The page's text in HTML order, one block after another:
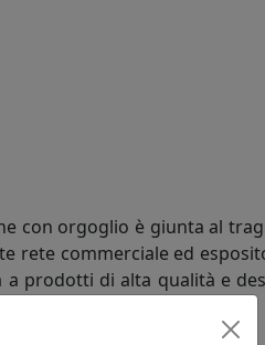
con orgoglio è giunta al
rete commerciale ed
prodotti di alta qualità e
artigianato.